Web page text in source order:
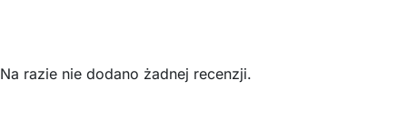
Na razie nie dodano żadnej recenzji.